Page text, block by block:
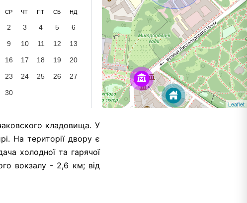
СР ЧТ ПТ СБ НД
2 3 4 5 6
9 10 11 12 13
16 17 18 19 20
23 24 25 26 27
30
Leaflet
кладовища. У
На території двору є
холодної та гарячої
вокзалу - 2,6 км; від